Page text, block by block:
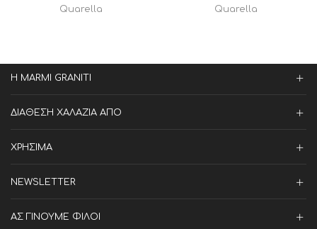
Quarella Quarella
Η MARMI GRANITI
ΔΙΑΘΕΣΗ ΧΑΛΑΖΙΑ ΑΠΟ
ΧΡΗΣΙΜΑ
NEWSLETTER
ΑΣ ΓΙΝΟΥΜΕ ΦΙΛΟΙ